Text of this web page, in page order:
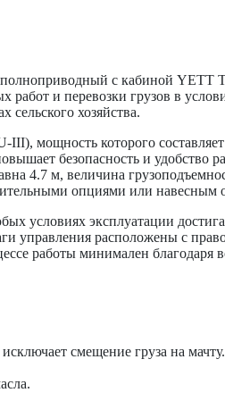
с кабиной YETT
и перевозки грузов в
хозяйства.
мощность которого
безопасность и
4.7 м, величина
опциями или навесным
условиях эксплуатации
управления расположены с
работы минимален
смещение груза на мачту.